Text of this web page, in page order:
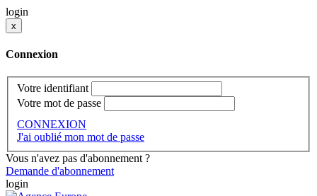
login
x
Connexion
Votre identifiant
Votre mot de passe
CONNEXION
J'ai oublié mon mot de passe
Vous n'avez pas d'abonnement ?
Demande d'abonnement
login